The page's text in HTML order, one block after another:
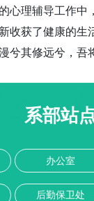
心理辅导工作中
收获了健康的生
兮其修远兮，吾
系部站
办公室
后勤保卫处